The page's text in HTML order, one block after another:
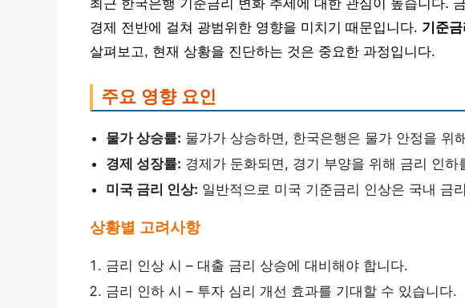
최근 한국은행 기준금리 변화 추세에 대한 관심이 높습니다.
경제 전반에 걸쳐 광범위한 영향을 미치기 때문입니다. 기준
살펴보고, 현재 상황을 진단하는 것은 중요한 과정입니다.
주요 영향 요인
물가 상승률: 물가가 상승하면, 한국은행은 물가 안정을 위
경제 성장률: 경제가 둔화되면, 경기 부양을 위해 금리 인하
미국 금리 인상: 일반적으로 미국 기준금리 인상은 국내 금
상황별 고려사항
금리 인상 시 – 대출 금리 상승에 대비해야 합니다.
금리 인하 시 – 투자 심리 개선 효과를 기대할 수 있습니다.